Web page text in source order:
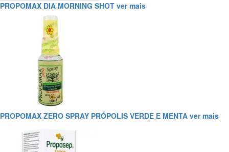
PROPOMAX DIA MORNING SHOT ver mais
PROPOMAX ZERO SPRAY PRÓPOLIS VERDE E MENTA ver mais